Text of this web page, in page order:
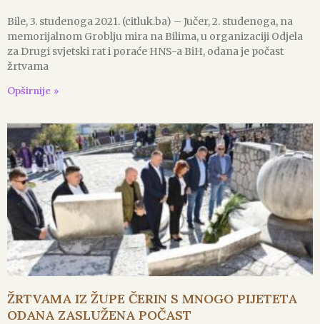
Bile, 3. studenoga 2021. (citluk.ba) – Jučer, 2. studenoga, na
memorijalnom Groblju mira na Bilima, u organizaciji Odjela
za Drugi svjetski rat i poraće HNS-a BiH, odana je počast
žrtvama
Opširnije »
ŽRTVAMA IZ ŽUPE ČERIN S MNOGO PIJETETA
ODANA ZASLUŽENA POČAST